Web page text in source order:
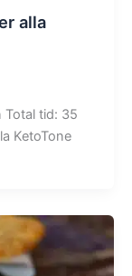
alla
Total tid: 35
KetoTone